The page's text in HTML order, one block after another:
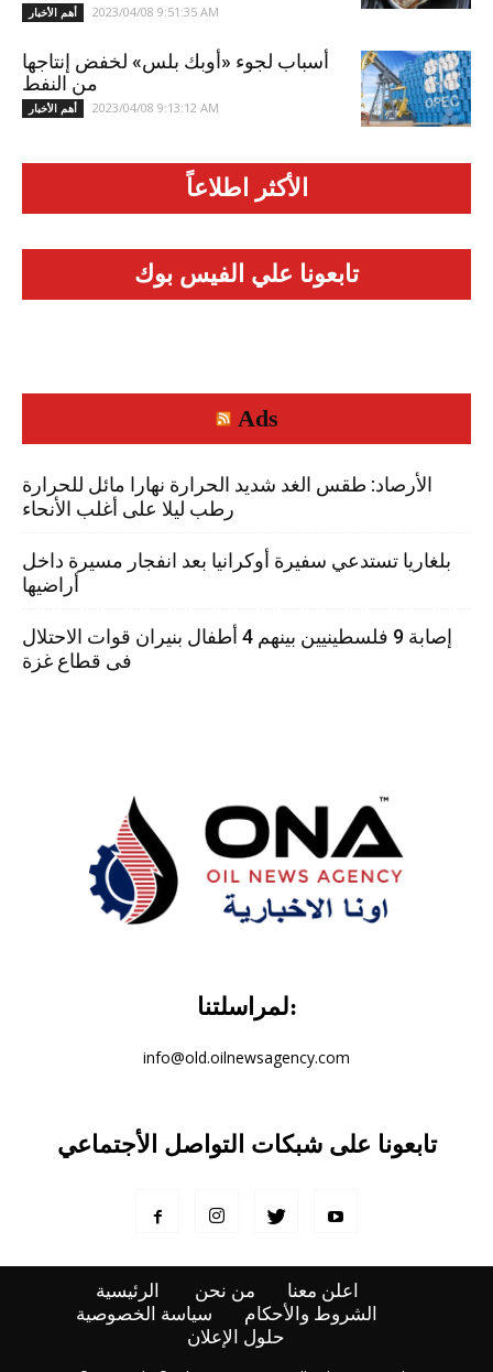
أهم الأخبار 2023/04/08 9:51:35 AM
أسباب لجوء «أوبك بلس» لخفض إنتاجها
من النفط
أهم الأخبار 2023/04/08 9:13:12 AM
الأكثر اطلاعاً
تابعونا علي الفيس بوك
Ads
الأرصاد: طقس الغد شديد الحرارة نهارا مائل للحرارة
رطب ليلا على أغلب الأنحاء
بلغاريا تستدعي سفيرة أوكرانيا بعد انفجار مسيرة داخل
أراضيها
إصابة 9 فلسطينيين بينهم 4 أطفال بنيران قوات الاحتلال
فى قطاع غزة
لمراسلتنا:
info@old.oilnewsagency.com
تابعونا على شبكات التواصل الأجتماعي
الرئيسية من نحن
اعلن معنا
سياسة الخصوصية
الشروط والأحكام
حلول الإعلان